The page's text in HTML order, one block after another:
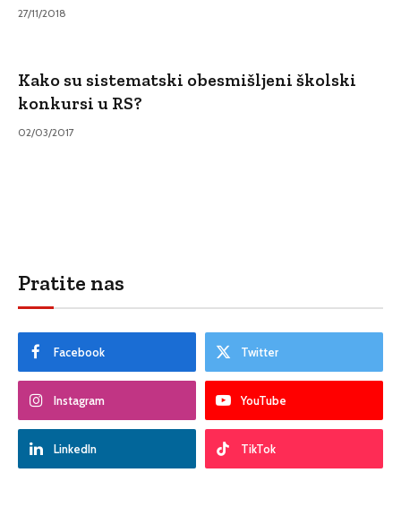
27/11/2018
Kako su sistematski obesmišljeni školski
konkursi u RS?
02/03/2017
Pratite nas
Facebook Twitter
Instagram YouTube
LinkedIn TikTok